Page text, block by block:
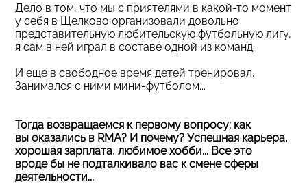
Дело в том, что мы с приятелями в какой-то момент
у себя в Щелково организовали довольно
представительную любительскую футбольную лигу,
я сам в ней играл в составе одной из команд.
И еще в свободное время детей тренировал.
Занимался с ними мини-футболом...
Тогда возвращаемся к первому вопросу: как
вы оказались в RMA? И почему? Успешная карьера,
хорошая зарплата, любимое хобби... Все это
вроде бы не подталкивало вас к смене сферы
деятельности...